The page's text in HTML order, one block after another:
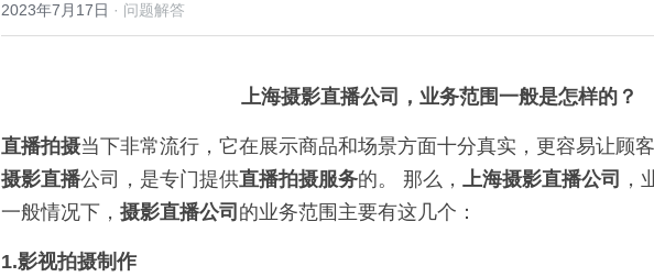
2023年7月17日 · 问题解答
上海摄影直播公司，业务范围一般是怎样的？
直播拍摄当下非常流行，它在展示商品和场景方面十分真实，更容易让顾
摄影直播公司，是专门提供直播拍摄服务的。 那么， 上海摄影直播公司
，
一般情况下， 摄影直播公司 的业务范围主要有这几个：
1.影视拍摄制作